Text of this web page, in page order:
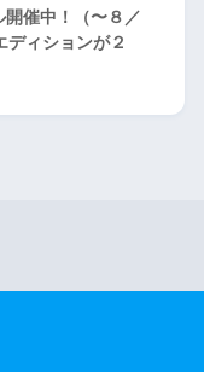
催中！（〜８／
ィションが２